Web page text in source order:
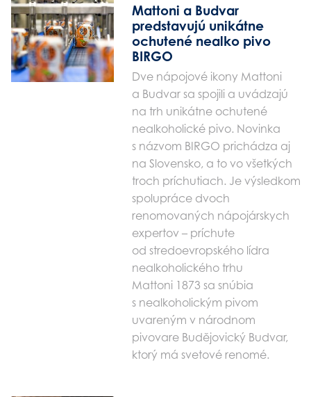
Mattoni a Budvar
predstavujú unikátne
ochutené nealko pivo
BIRGO
Dve nápojové ikony Mattoni
a Budvar sa spojili a uvádzajú
na trh unikátne ochutené
nealkoholické pivo. Novinka
s názvom BIRGO prichádza aj
na Slovensko, a to vo všetkých
troch príchutiach. Je výsledkom
spolupráce dvoch
renomovaných nápojárskych
expertov – príchute
od stredoevropského lídra
nealkoholického trhu
Mattoni 1873 sa snúbia
s nealkoholickým pivom
uvareným v národnom
pivovare Budějovický Budvar,
ktorý má svetové renomé.